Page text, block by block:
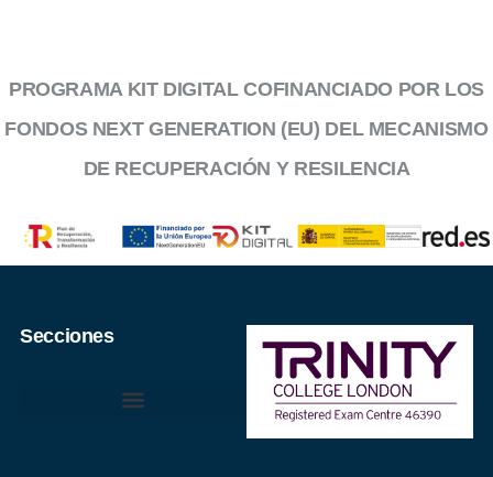
PROGRAMA KIT DIGITAL COFINANCIADO POR LOS
FONDOS NEXT GENERATION (EU) DEL MECANISMO
DE RECUPERACIÓN Y RESILENCIA
Secciones